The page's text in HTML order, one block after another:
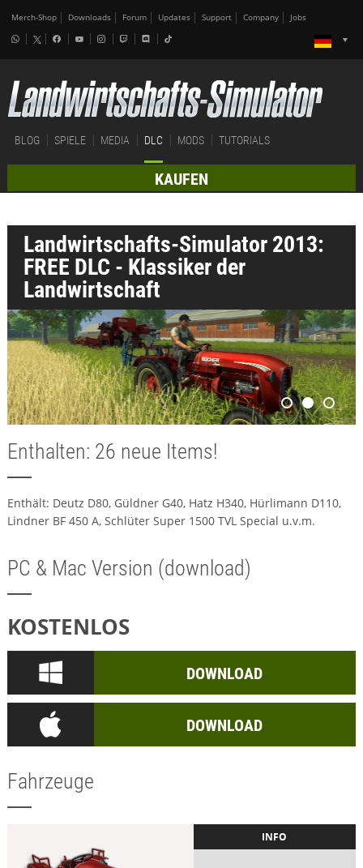
Merch-Shop Downloads Forum Updates Support Company Jobs
BLOG SPIELE MEDIA DLC MODS TUTORIALS
KAUFEN
Landwirtschafts-Simulator 2013:
FREE DLC - Klassiker der
Landwirtschaft
Enthalten: 26 neue Items!
Enthält: Deutz D80, Güldner G40, Hatz H340, Hürlimann D110,
Lindner BF 450 A, Schlüter Super 1500 TVL Special u.v.m.
PC & Mac Version (download)
KOSTENLOS
DOWNLOAD
DOWNLOAD
Fahrzeuge
INFO